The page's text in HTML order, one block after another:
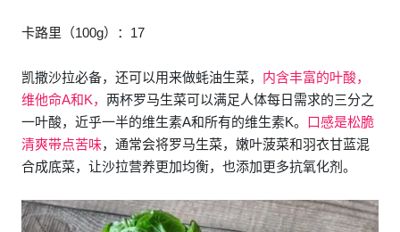
卡路里（100g）：17
凯撒沙拉必备，还可以用来做蚝油生菜， 内含丰富的叶酸，
维他命A和K， 两杯罗马生菜可以满足人体每日需求的三分之
一叶酸，近乎一半的维生素A和所有的维生素K。
口感是松脆
清爽带点苦味，通常会将罗马生菜，嫩叶菠菜和羽衣甘蓝混
合成底菜，让沙拉营养更加均衡，也添加更多抗氧化剂。